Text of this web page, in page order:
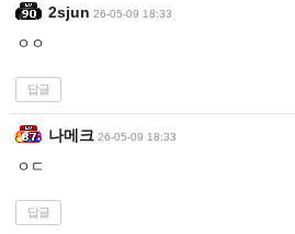
2sjun 26-05-09 18:33
ㅇㅇ
답글
나메크 26-05-09 18:33
ㅇㄷ
답글